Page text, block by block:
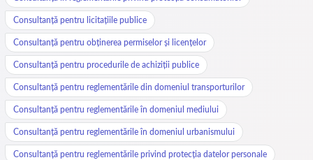
Consultanță pentru licitațiile publice
Consultanță pentru obținerea permiselor și licențelor
Consultanță pentru procedurile de achiziții publice
Consultanță pentru reglementările din domeniul transporturilor
Consultanță pentru reglementările în domeniul mediului
Consultanță pentru reglementările în domeniul urbanismului
Consultanță pentru reglementările privind protecția datelor personale